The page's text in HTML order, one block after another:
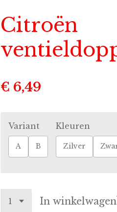
Citroën
€ 6,49
Variant
A B
Kleuren
Zilver
In winkelwagen